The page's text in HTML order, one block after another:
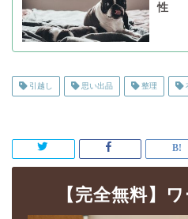
性
引越し 思い出品 整理
【完全無料】